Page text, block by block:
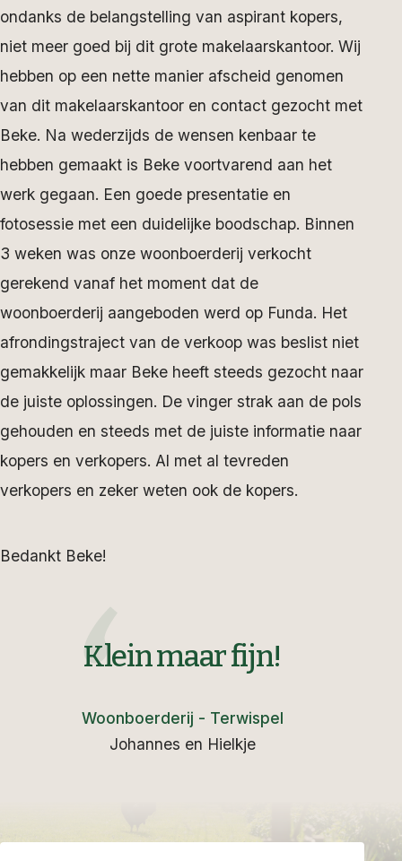
ondanks de belangstelling van aspirant kopers,
niet meer goed bij dit grote makelaarskantoor. Wij
hebben op een nette manier afscheid genomen
van dit makelaarskantoor en contact gezocht met
Beke. Na wederzijds de wensen kenbaar te
hebben gemaakt is Beke voortvarend aan het
werk gegaan. Een goede presentatie en
fotosessie met een duidelijke boodschap. Binnen
3 weken was onze woonboerderij verkocht
gerekend vanaf het moment dat de
woonboerderij aangeboden werd op Funda. Het
afrondingstraject van de verkoop was beslist niet
gemakkelijk maar Beke heeft steeds gezocht naar
de juiste oplossingen. De vinger strak aan de pols
gehouden en steeds met de juiste informatie naar
kopers en verkopers. Al met al tevreden
verkopers en zeker weten ook de kopers.
Bedankt Beke!
Klein maar fijn!
Woonboerderij - Terwispel
Johannes en Hielkje